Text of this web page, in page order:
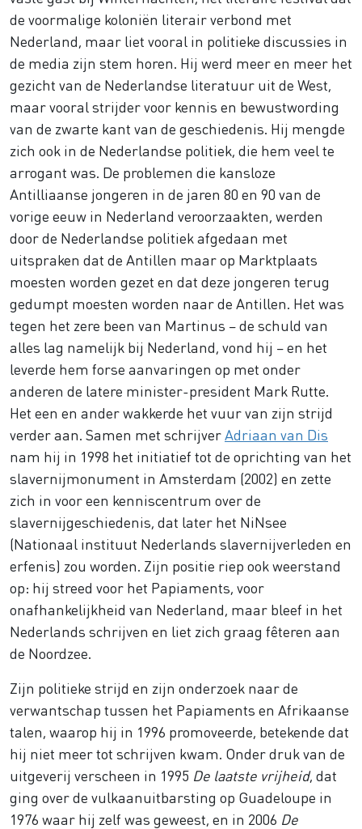
de voormalige koloniën literair verbond met
Nederland, maar liet vooral in politieke discussies in
de media zijn stem horen. Hij werd meer en meer het
gezicht van de Nederlandse literatuur uit de West,
maar vooral strijder voor kennis en bewustwording
van de zwarte kant van de geschiedenis. Hij mengde
zich ook in de Nederlandse politiek, die hem veel te
arrogant was. De problemen die kansloze
Antilliaanse jongeren in de jaren 80 en 90 van de
vorige eeuw in Nederland veroorzaakten, werden
door de Nederlandse politiek afgedaan met
uitspraken dat de Antillen maar op Marktplaats
moesten worden gezet en dat deze jongeren terug
gedumpt moesten worden naar de Antillen. Het was
tegen het zere been van Martinus – de schuld van
alles lag namelijk bij Nederland, vond hij – en het
leverde hem forse aanvaringen op met onder
anderen de latere minister-president Mark Rutte.
Het een en ander wakkerde het vuur van zijn strijd
verder aan. Samen met schrijver Adriaan van Dis
nam hij in 1998 het initiatief tot de oprichting van het
slavernijmonument in Amsterdam (2002) en zette
zich in voor een kenniscentrum over de
slavernijgeschiedenis, dat later het NiNsee
(Nationaal instituut Nederlands slavernijverleden en
erfenis) zou worden. Zijn positie riep ook weerstand
op: hij streed voor het Papiaments, voor
onafhankelijkheid van Nederland, maar bleef in het
Nederlands schrijven en liet zich graag fêteren aan
de Noordzee.
Zijn politieke strijd en zijn onderzoek naar de
verwantschap tussen het Papiaments en Afrikaanse
talen, waarop hij in 1996 promoveerde, betekende dat
hij niet meer tot schrijven kwam. Onder druk van de
uitgeverij verscheen in 1995 De laatste vrijheid, dat
ging over de vulkaanuitbarsting op Guadeloupe in
1976 waar hij zelf was geweest, en in 2006 De